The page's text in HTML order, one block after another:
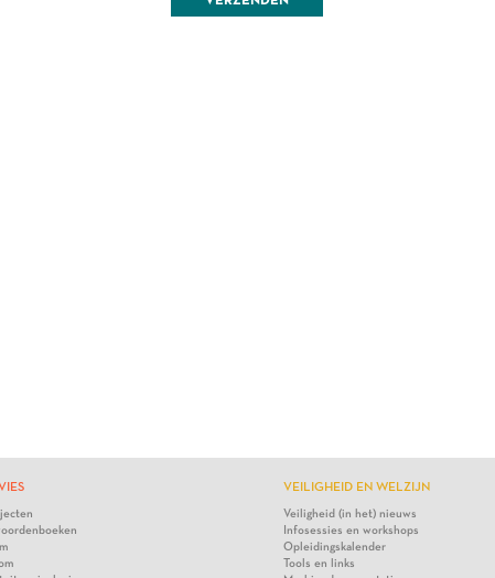
VEILIGHEID EN WELZIJN
Veiligheid (in het) nieuws
Infosessies en workshops
Opleidingskalender
Tools en links